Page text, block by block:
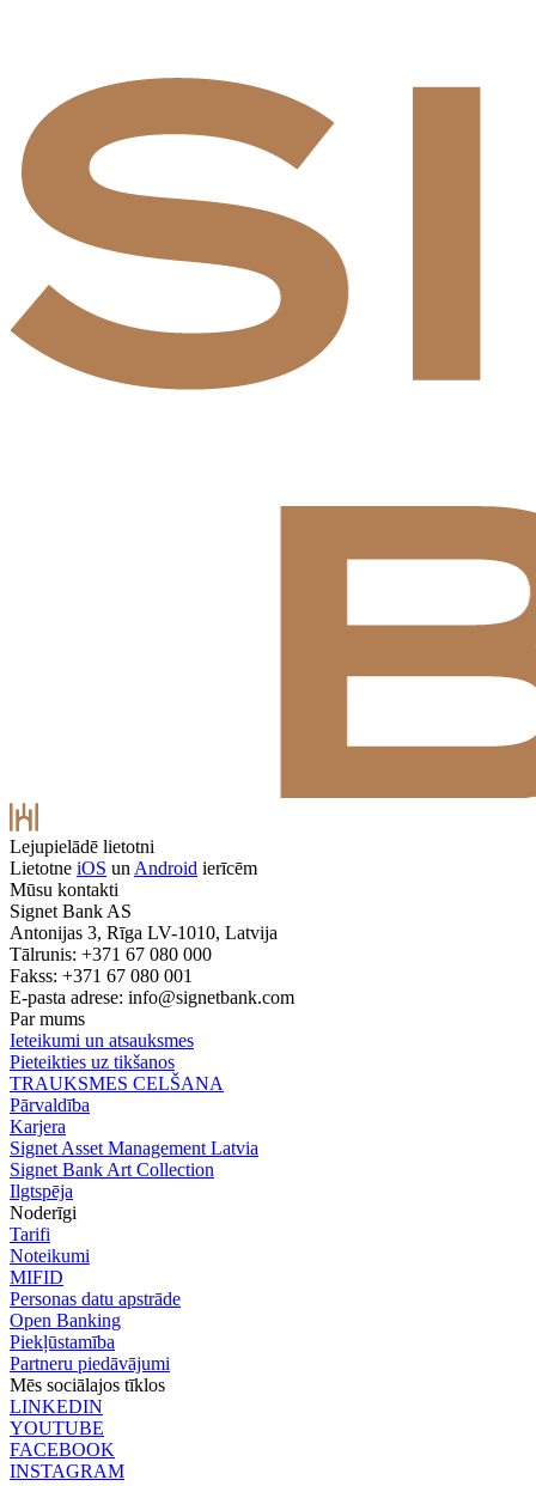
Lejupielādē lietotni
Lietotne iOS un Android ierīcēm
Mūsu kontakti
Signet Bank AS
Antonijas 3, Rīga LV-1010, Latvija
Tālrunis: +371 67 080 000
Fakss: +371 67 080 001
E-pasta adrese: info@signetbank.com
Par mums
Ieteikumi un atsauksmes
Pieteikties uz tikšanos
TRAUKSMES CELŠANA
Pārvaldība
Karjera
Signet Asset Management Latvia
Signet Bank Art Collection
Ilgtspēja
Noderīgi
Tarifi
Noteikumi
MIFID
Personas datu apstrāde
Open Banking
Piekļūstamība
Partneru piedāvājumi
Mēs sociālajos tīklos
LINKEDIN
YOUTUBE
FACEBOOK
INSTAGRAM